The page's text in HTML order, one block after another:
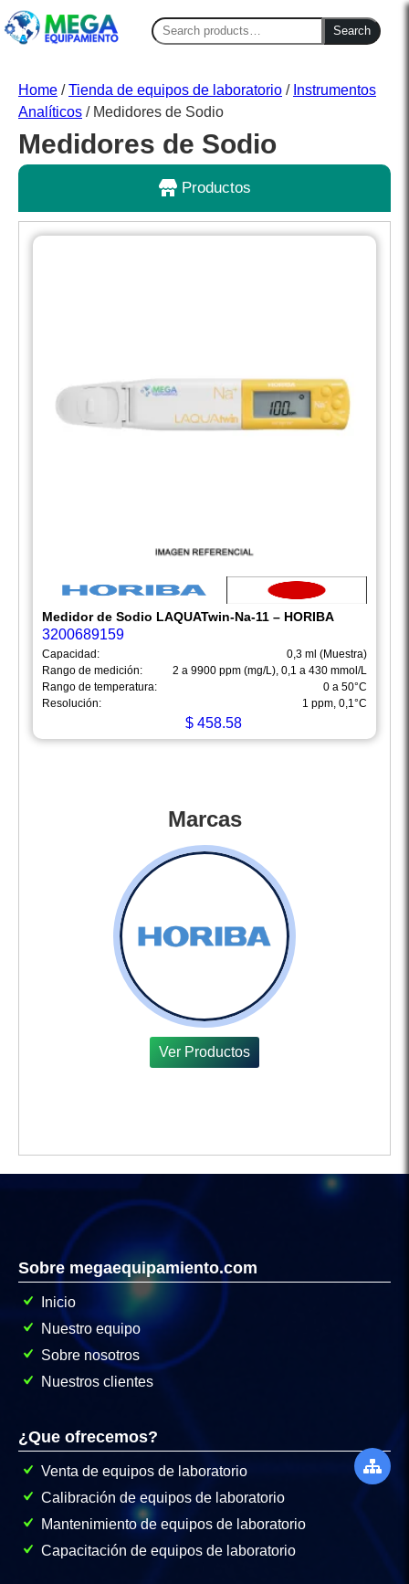
Search
for:
Search
Home /Tienda de equipos de laboratorio / Instrumentos
Analíticos / Medidores de Sodio
Medidores de Sodio
Productos
Medidor de Sodio LAQUATwin-Na-11 – HORIBA
3200689159
Capacidad:
0,3 ml (Muestra)
Rango de medición:
2 a 9900 ppm (mg/L), 0,1 a 430 mmol/L
Rango de temperatura:
0 a 50°C
Resolución:
1 ppm, 0,1°C
$ 458.58
Marcas
Ver Productos
Sobre megaequipamiento.com
Inicio
Nuestro equipo
Sobre nosotros
Nuestros clientes
¿Que ofrecemos?
Venta de equipos de laboratorio
Calibración de equipos de laboratorio
Mantenimiento de equipos de laboratorio
Capacitación de equipos de laboratorio